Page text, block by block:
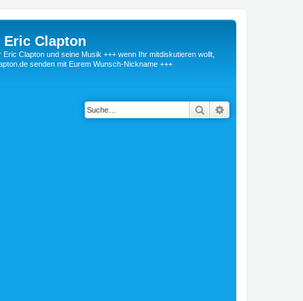
Eric Clapton
Clapton und seine Musik +++ wenn Ihr mitdiskutieren wollt,
senden mit Eurem Wunsch-Nickname +++
Suche